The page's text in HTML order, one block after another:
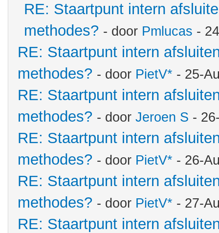
RE: Staartpunt intern
methodes? - door Pmlucas -
RE: Staartpunt intern
methodes? - door PietV* - 25-
RE: Staartpunt intern
methodes? - door Jeroen S -
RE: Staartpunt intern
methodes? - door PietV* - 26-
RE: Staartpunt intern
methodes? - door PietV* - 27-
RE: Staartpunt intern